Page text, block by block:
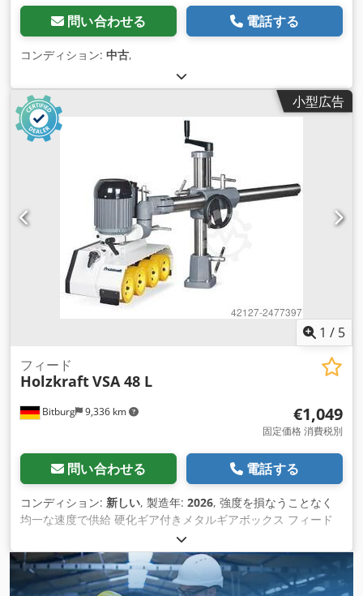
問い合わせる 電話する
コンディション: 中古,
小型広告
1 / 5
Bitburg 9,336 km
フィード
HolzkraftVSA 48 L
€1,049
固定価格 消費税別
問い合わせる 電話する
コンディション: 新しい, 製造年: 2026, 強度を損なうことなく
均一な速度で供給 硬化ギア付きメタルギアボックス フィード
ローラーの金属カバー 右-左回転 強力なモーター 耐久性のある
PUフィードローラー アームを伸ばした三脚を標準装備
Dcjdpfscnxmzex Acmek 個々の傾きを調整し、水平・垂直方
向にも使用可能 カウンター付き モデルVSA 48 L 商品番号